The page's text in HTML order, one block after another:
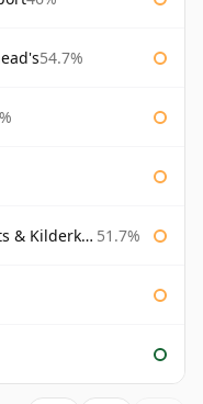
54.7%
Kilderkins 51.7%